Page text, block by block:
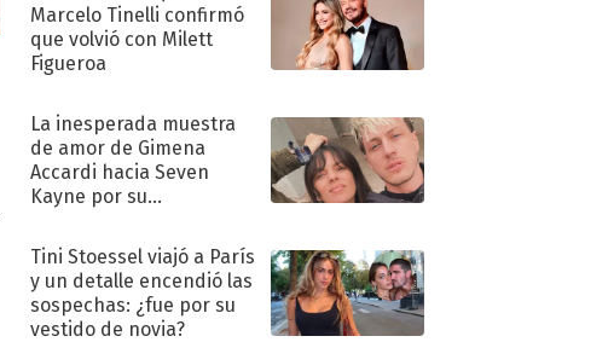
Marcelo Tinelli confirmó
que volvió con Milett
Figueroa
La inesperada muestra
de amor de Gimena
Accardi hacia Seven
Kayne por su
Tini Stoessel viajó a París
y un detalle encendió las
sospechas: ¿fue por su
vestido de novia?